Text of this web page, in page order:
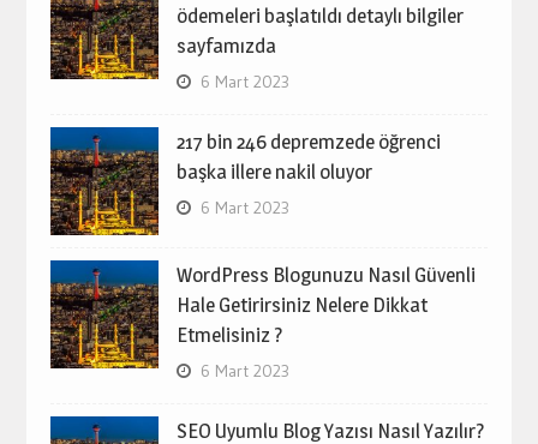
ödemeleri başlatıldı detaylı bilgiler
sayfamızda
6 Mart 2023
217 bin 246 depremzede öğrenci
başka illere nakil oluyor
6 Mart 2023
WordPress Blogunuzu Nasıl Güvenli
Hale Getirirsiniz Nelere Dikkat
Etmelisiniz ?
6 Mart 2023
SEO Uyumlu Blog Yazısı Nasıl Yazılır?